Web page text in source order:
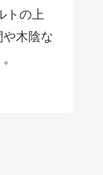
トの上
木陰な